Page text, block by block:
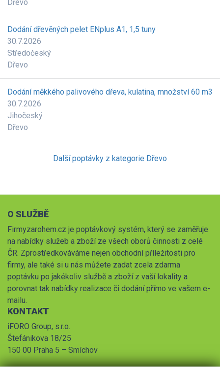
Dřevo
Dodání dřevěných pelet ENplus A1, 1,5 tuny
30.7.2026
Středočeský
Dřevo
Dodání měkkého palivového dřeva, kulatina, množství 60 m3
30.7.2026
Jihočeský
Dřevo
Další poptávky z kategorie Dřevo
O SLUŽBĚ
Firmyzarohem.cz je poptávkový systém, který se zaměřuje
na nabídky služeb a zboží ze všech oborů činnosti z celé
ČR. Zprostředkováváme nejen obchodní příležitosti pro
firmy, ale také si u nás můžete zadat zcela zdarma
poptávku po jakékoliv službě a zboží z vaší lokality a
porovnat tak nabídky realizace či dodání přímo ve vašem e-
mailu.
KONTAKT
iFORO Group, s.r.o.
Štefánikova 18/25
150 00 Praha 5 – Smíchov